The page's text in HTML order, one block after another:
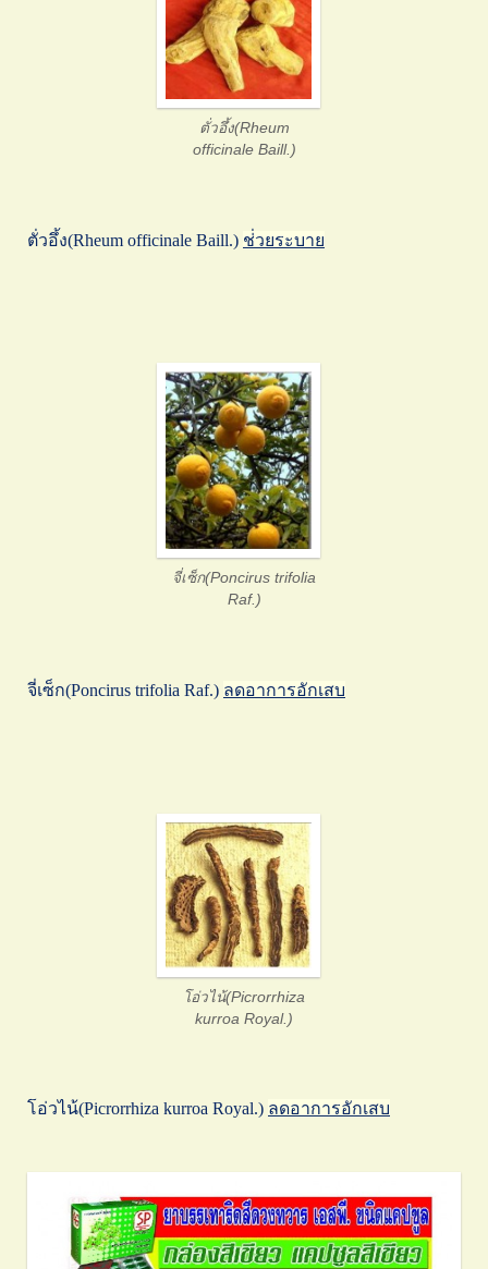
ตั่วอึ้ง(Rheum
officinale Baill.)
ตั่วอึ้ง(Rheum officinale Baill.) ช่่วยระบาย
จี่เซ็ก(Poncirus trifolia
Raf.)
จี่เซ็ก(Poncirus trifolia Raf.) ลดอาการอักเสบ
โอ่วไน้(Picrorrhiza
kurroa Royal.)
โอ่วไน้(Picrorrhiza kurroa Royal.) ลดอาการอักเสบ